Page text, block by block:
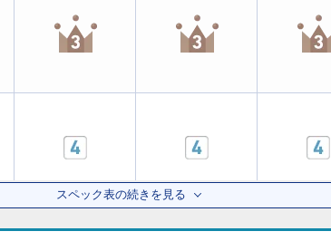
スペック表の続きを見る